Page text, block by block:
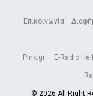
Επικοινωνία
Pink.gr E-Radio
© 2026 All Right